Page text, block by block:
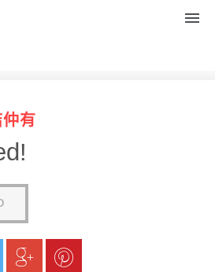
專享3月官網優惠
惠碼
)
有